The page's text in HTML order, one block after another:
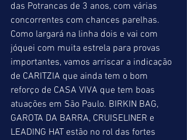
das Potrancas de 3 anos, com várias
concorrentes com chances parelhas.
Como largará na linha dois e vai com
jóquei com muita estrela para provas
importantes, vamos arriscar a indicação
de CARITZIA que ainda tem o bom
reforço de CASA VIVA que tem boas
atuações em São Paulo. BIRKIN BAG,
GAROTA DA BARRA, CRUISELINER e
LEADING HAT estão no rol das fortes